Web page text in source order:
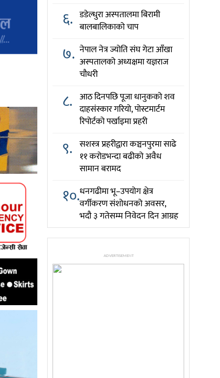
६. डडेल्धुरा अस्पतालमा बिरामी
बालबालिकाको चाप
७. नेपाल नेत्र ज्योति संघ गेटा आँखा
अस्पतालको अध्यक्षमा यज्ञराज
चौधरी
८. आठ दिनपछि पूजा धानुकको शव
दाहसंस्कार गरियो, पोस्टमार्टम
रिपोर्टको पर्खाइमा प्रहरी
९. सशस्त्र प्रहरीद्वारा कञ्चनपुरमा साढे
११ करोडभन्दा बढीको अवैध
सामान बरामद
१०.धनगढीमा भू–उपयोग क्षेत्र
वर्गीकरण संशोधनको अवसर,
भदौ ३ गतेसम्म निवेदन दिन आग्रह
ADVERTISEMENT